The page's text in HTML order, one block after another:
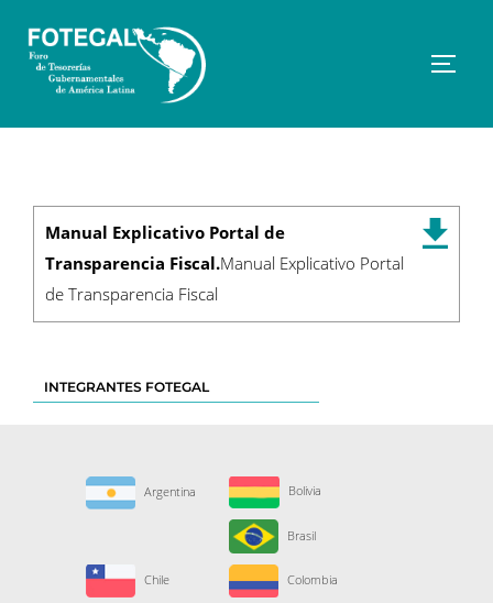
contenido
Manual Explicativo Portal de
Transparencia Fiscal.Manual Explicativo Portal
de Transparencia Fiscal
INTEGRANTES FOTEGAL
Argentina Bolivia
Brasil
Chile Colombia